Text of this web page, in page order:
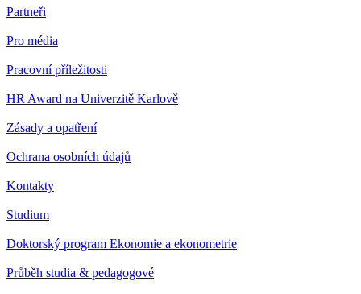
Partneři
Pro média
Pracovní příležitosti
HR Award na Univerzitě Karlově
Zásady a opatření
Ochrana osobních údajů
Kontakty
Studium
Doktorský program Ekonomie a ekonometrie
Průběh studia & pedagogové